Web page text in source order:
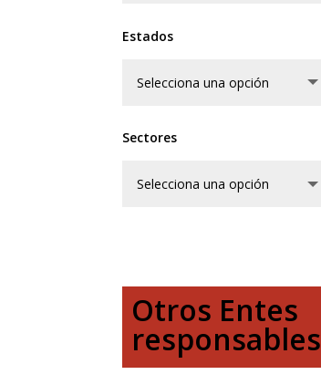
Estados
Sectores
Otros Entes
responsables